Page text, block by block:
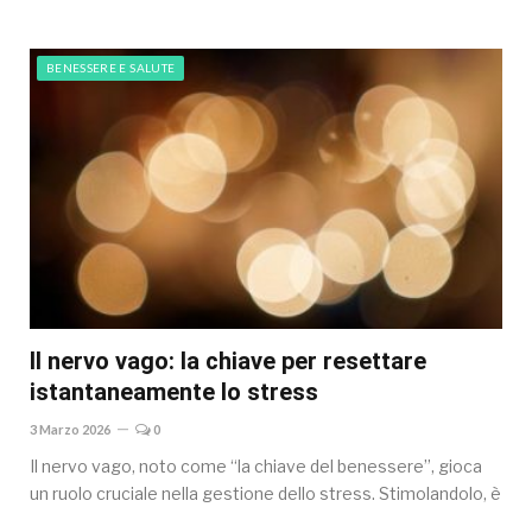
BENESSERE E SALUTE
Il nervo vago: la chiave per resettare
istantaneamente lo stress
3 Marzo 2026 0
Il nervo vago, noto come “la chiave del benessere”, gioca
un ruolo cruciale nella gestione dello stress. Stimolandolo, è